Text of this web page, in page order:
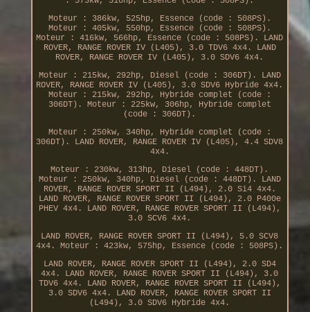
Moteur : 386kw, 525hp, Essence (code : 508PS).
Moteur : 405kw, 550hp, Essence (code : 508PS).
Moteur : 416kw, 566hp, Essence (code : 508PS). LAND
ROVER, RANGE ROVER IV (L405), 3.0 TDV6 4x4. LAND
ROVER, RANGE ROVER IV (L405), 3.0 SDV6 4x4.
Moteur : 215kw, 292hp, Diesel (code : 306DT). LAND
ROVER, RANGE ROVER IV (L405), 3.0 SDV6 Hybride 4x4.
Moteur : 215kw, 292hp, Hybride complet (code :
306DT). Moteur : 225kw, 306hp, Hybride complet
(code : 306DT).
Moteur : 250kw, 340hp, Hybride complet (code :
306DT). LAND ROVER, RANGE ROVER IV (L405), 4.4 SDV8
4x4.
Moteur : 230kw, 313hp, Diesel (code : 448DT).
Moteur : 250kw, 340hp, Diesel (code : 448DT). LAND
ROVER, RANGE ROVER SPORT II (L494), 2.0 Si4 4x4.
LAND ROVER, RANGE ROVER SPORT II (L494), 2.0 P400e
PHEV 4x4. LAND ROVER, RANGE ROVER SPORT II (L494),
3.0 SCV6 4x4.
LAND ROVER, RANGE ROVER SPORT II (L494), 5.0 SCV8
4x4. Moteur : 423kw, 575hp, Essence (code : 508PS).
LAND ROVER, RANGE ROVER SPORT II (L494), 2.0 SD4
4x4. LAND ROVER, RANGE ROVER SPORT II (L494), 3.0
TDV6 4x4. LAND ROVER, RANGE ROVER SPORT II (L494),
3.0 SDV6 4x4. LAND ROVER, RANGE ROVER SPORT II
(L494), 3.0 SDV6 Hybride 4x4.